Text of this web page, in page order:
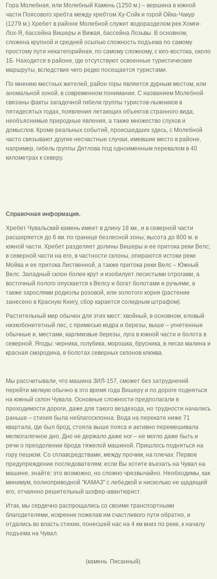
Гора Молебная, или Молебный Камень (1250 м.) – вершина в южной
части Поясового хребта между хребтом Ху-Сойк и горой Ойка-Чакур
(1279 м.) Хребет в районе Молебной служит водоразделом рек Хомги-
Лох-Я, бассейна Вишеры и Вижая, бассейна Лозьвы. В основном,
сложена крупной и средней осыпью сложность подъема по самому
простому пути некатегорийная, по самому сложному, с юго-востока, около
1Б. Находится в районе, где отсутствуют освоенные туристические
маршруты, вследствие чего редко посещается туристами.
По мнению местных жителей, район горы является дурным местом, или
аномальной зоной, в современном понимании. С названием Молебной
связаны факты загадочной гибели группы туристов-лыжников в
пятидесятых годах, появления летающих объектов странного вида,
необъяснимые природные явления, а также множество слухов и
домыслов. Кроме реальных событий, происшедших здесь, с Молебной
часто связывают другие несчастные случаи, имевшие место в районе,
например, гибель группы Дятлова под одноименным перевалом в 40
километрах к северу.
Справочная информация.
Хребет Чувальский камень имеет в длину 18 км., и в северной части
расширяется до 6 км. по границе безлесной зоны; высота до 800 м. в
южной части. Хребет разделяет долины Вишеры и ее притока реки Велс;
в северной части на его, в частности склоны, опираются истоки реки
Мойва и ее притока Лиственной, а также притока реки Велс – Южный
Велс. Западный склон более крут и изобилует лесистыми отрогами, а
восточный полого опускается к Велсу и богат болотами и ручьями, а
также зарослями родиолы розовой, или золотого корня (растение
занесено в Красную Книгу, сбор карается солидным штрафом).
Растительный мир обычен для этих мест: хвойный, в основном, еловый
низкобонитетный лес, с примесью кедра и березы, выше – угнетенные
обычные и, местами, карликовые березы, луга в южной части и болота в
северной. Ягоды: черника, голубика, морошка, брусника, в лесах малина и
красная смородина, в болотах северных склонов клюква.
Мы рассчитывали, что машина ЗИЛ-157, сможет без затруднений
перейти мелкую обычно в это время года Вишеру и по дороге подняться
на южный склон Чувала. Основные сложности предполагали в
проходимости дороги, даже для такого вездехода, но трудности начались
раньше – стихия была неблагосклонна. Вода на перекате ниже 71
квартала, где был брод, стояла выше пояса и активно перемешивала
мелкогалечное дно. Дно не держало даже ног – не могло даже быть и
речи о преодолении брода тяжелой машиной. Пришлось подняться на
гору пешком. Со сплавсредствами, между прочим, на плечах. Первое
предупреждение последователям: если Вы хотите въехать на Чувал на
машине, знайте: это возможно, но сложно чрезвычайно. Необходимы, как
минимум, полноприводной "КАМАЗ" с лебедкой и нисколько не щадящий
его, отчаянно решительный шофер-авантюрист.
Итак, мы сердечно распрощались со своими транспортными
благодетелями, искренне пожелав им счастливого пути обратно, и
отдались во власть стихии, понесшей нас на 4 км вниз по реке, к началу
подъема на Чувал.
(камень Писанный)